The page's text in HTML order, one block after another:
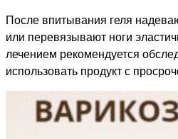
После впитывания геля
или перевязывают ноги
лечением рекомендуется
использовать продукт с